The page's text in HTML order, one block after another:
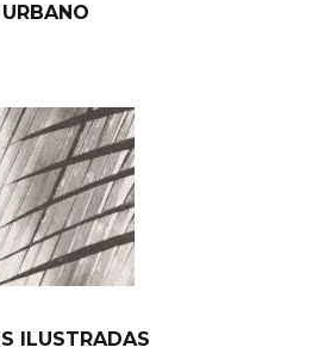
URBANO
ILUSTRADAS